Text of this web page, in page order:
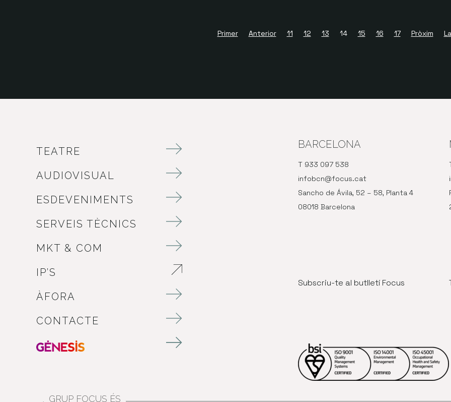
Primer Anterior 11 12 13 14 15 16 17 Pròxim
TEATRE
AUDIOVISUAL
ESDEVENIMENTS
SERVEIS TÈCNICS
MKT & COM
IP’S
ÀFORA
CONTACTE
BARCELONA
T 933 097 538
infobcn@focus.cat
Sancho de Ávila, 52 – 58, Planta 4
08018 Barcelona
Subscriu-te al butlletí Focus
GRUP FOCUS ÉS